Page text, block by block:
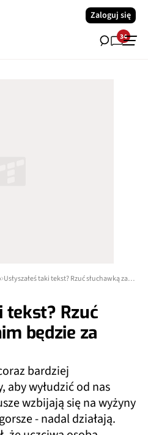
Zaloguj się
34
Usłyszałeś taki tekst? Rzuć słuchawką zanim będzie za późno
tekst? Rzuć
będzie za
bardziej
aby wyłudzić od nas
wzbijają się na wyżyny
- nadal działają.